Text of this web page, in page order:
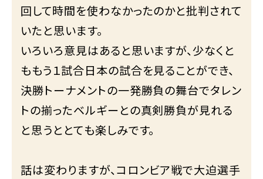
回して時間を使わなかったのかと批判されて
いたと思います。
いろいろ意見はあると思いますが、少なくと
ももう１試合日本の試合を見ることができ、
決勝トーナメントの一発勝負の舞台でタレン
トの揃ったベルギーとの真剣勝負が見れる
と思うととても楽しみです。
話は変わりますが、コロンビア戦で大迫選手